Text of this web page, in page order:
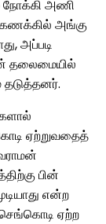
நோக்கி அணி
அங்கு
அப்படி
தலைமையில்
ஏற்றுவதைத்
பின்
என்ற
ஏற்ற